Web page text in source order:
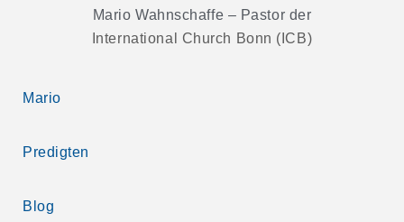
Mario Wahnschaffe – Pastor der
International Church Bonn (ICB)
Mario
Predigten
Blog